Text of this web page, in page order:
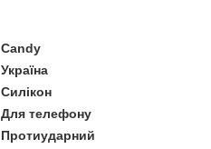
Candy
Україна
Силікон
Для телефону
Протиударний